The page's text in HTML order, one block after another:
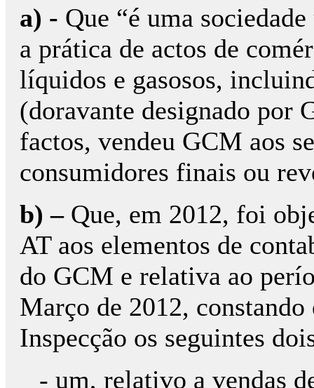
a) - Que “é uma
a prática de actos de
líquidos e gasosos,
(doravante designado por
factos, vendeu GCM aos
consumidores finais ou
b) –Que, em 2012, foi
AT aos elementos de
do GCM e relativa ao
Março de 2012,
Inspecção os seguintes
- um, relativo a vendas